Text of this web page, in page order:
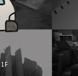
1F